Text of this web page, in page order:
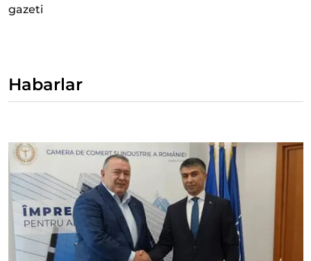
gazeti
Habarlar